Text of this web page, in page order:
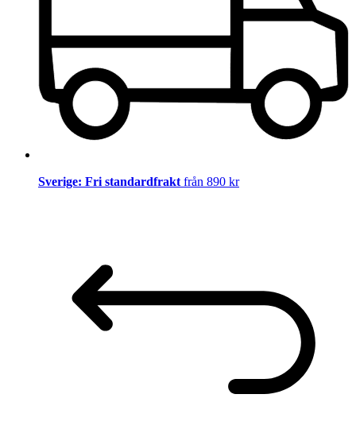
Sverige: Fri standardfrakt från 890 kr